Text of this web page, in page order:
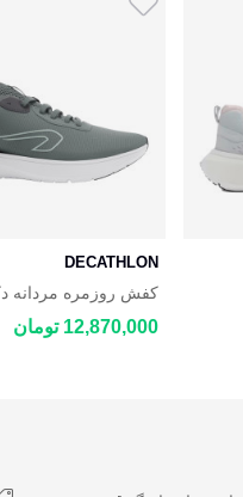
DECATHLON
کفش روزمره مردانه
JOGFLOW 100.1
12,870,000 تومان